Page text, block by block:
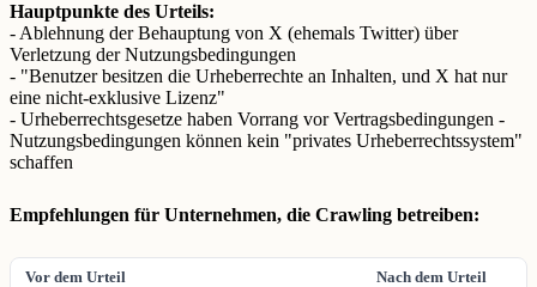
Hauptpunkte des Urteils:
- Ablehnung der Behauptung von X (ehemals Twitter) über
Verletzung der Nutzungsbedingungen
- "Benutzer besitzen die Urheberrechte an Inhalten, und X hat nur
eine nicht-exklusive Lizenz"
- Urheberrechtsgesetze haben Vorrang vor Vertragsbedingungen -
Nutzungsbedingungen können kein "privates Urheberrechtssystem"
schaffen
Empfehlungen für Unternehmen, die Crawling betreiben:
Vor dem Urteil Nach dem Urteil